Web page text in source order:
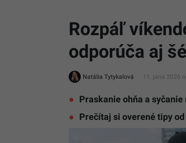
Rozpáľ
odporúča aj
Natália Tytykalová 11. júna 2026
Praskanie ohňa a
Prečítaj si overené tipy